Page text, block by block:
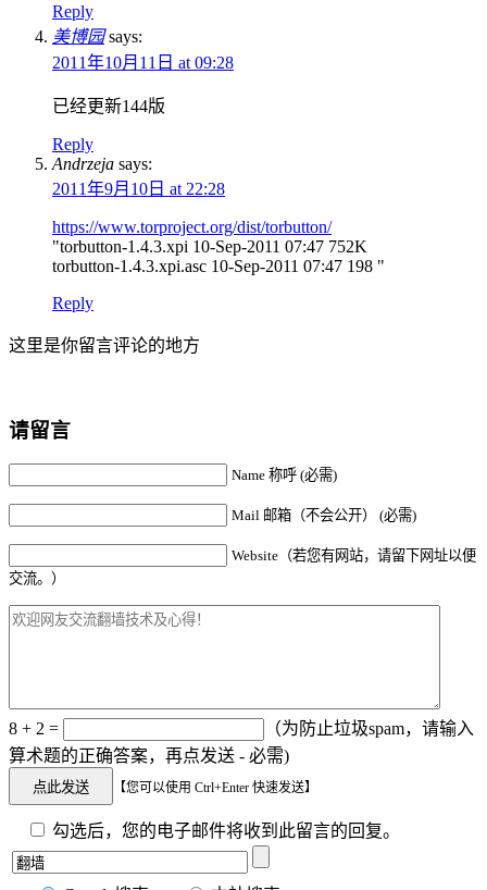
Reply
美博园 says:
2011年10月11日 at 09:28
已经更新144版
Reply
Andrzeja says:
2011年9月10日 at 22:28
https://www.torproject.org/dist/torbutton/
"torbutton-1.4.3.xpi 10-Sep-2011 07:47 752K
torbutton-1.4.3.xpi.asc 10-Sep-2011 07:47 198 "
Reply
这里是你留言评论的地方
请留言
Name 称呼 (必需)
Mail 邮箱（不会公开） (必需)
Website（若您有网站，请留下网址以便
交流。）
8 + 2 =
（为防止垃圾spam，请输入
算术题的正确答案，再点发送 - 必需)
【您可以使用 Ctrl+Enter 快速发送】
勾选后，您的电子邮件将收到此留言的回复。